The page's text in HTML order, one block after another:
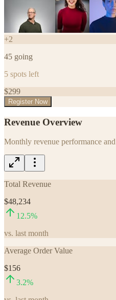
+2
45 going
5 spots left
$299
Register Now
Revenue Overview
Monthly revenue performance
Total Revenue
$48,234
12.5%
vs. last month
Average Order Value
$156
3.2%